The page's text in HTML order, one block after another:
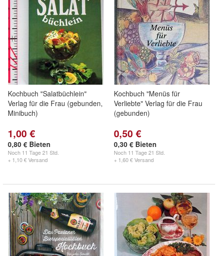
Kochbuch "Salatbüchlein"
Verlag für die Frau (gebunden,
Minibuch)
1,00 €
0,80 € Bieten
Noch 11 Tage 21 Std.
+ 1,10 € Versand
Kochbuch "Menüs für
Verliebte" Verlag für die Frau
(gebunden)
0,50 €
0,30 € Bieten
Noch 11 Tage 21 Std.
+ 1,60 € Versand